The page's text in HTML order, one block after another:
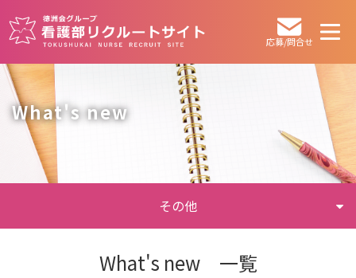
応募/問合せ
What's new
What's new 一覧
その他